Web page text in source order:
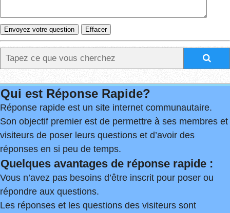
Qui est Réponse Rapide?
Réponse rapide est un site internet communautaire.
Son objectif premier est de permettre à ses membres et
visiteurs de poser leurs questions et d’avoir des
réponses en si peu de temps.
Quelques avantages de réponse rapide :
Vous n’avez pas besoins d’être inscrit pour poser ou
répondre aux questions.
Les réponses et les questions des visiteurs sont